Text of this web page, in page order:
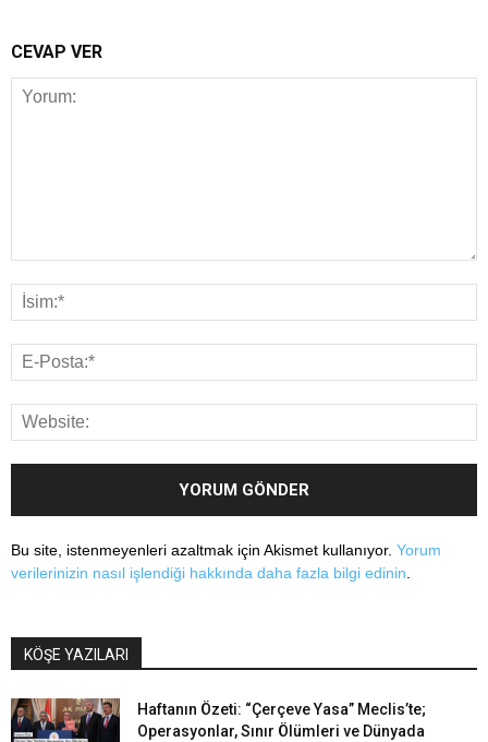
CEVAP VER
Bu site, istenmeyenleri azaltmak için Akismet kullanıyor. Yorum
verilerinizin nasıl işlendiği hakkında daha fazla bilgi edinin
KÖŞE YAZILARI
Haftanın Özeti: “Çerçeve Yasa” Meclis’te;
Operasyonlar, Sınır Ölümleri ve Dünyada